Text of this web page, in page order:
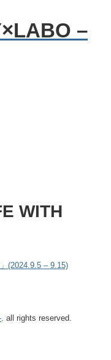
WITH
(2024.9.5 – 9.15)
. all rights reserved.